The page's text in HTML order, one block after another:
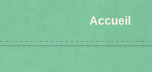
Accueil
État/Pays